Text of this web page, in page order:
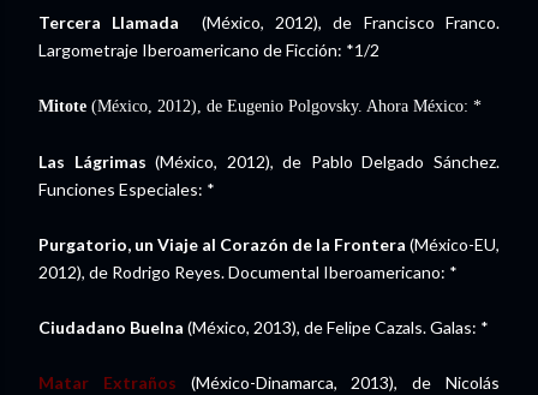
Tercera Llamada (México, 2012), de Francisco Franco.
Largometraje Iberoamericano de Ficción: *1/2
Mitote (México, 2012), de Eugenio Polgovsky. Ahora México: *
Las Lágrimas(México, 2012), de Pablo Delgado Sánchez.
Funciones Especiales: *
Purgatorio, un Viaje al Corazón de la Frontera (México-EU,
2012), de Rodrigo Reyes. Documental Iberoamericano: *
Ciudadano Buelna (México, 2013), de Felipe Cazals. Galas: *
Matar Extraños (México-Dinamarca, 2013), de Nicolás